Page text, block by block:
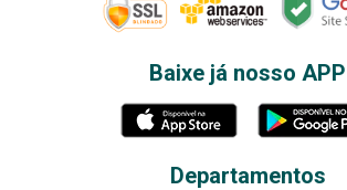
Baixe já nosso APP
Departamentos